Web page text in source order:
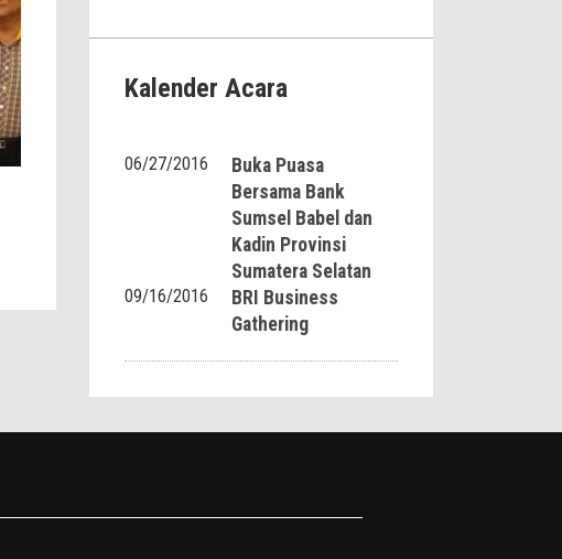
Kalender Acara
06/27/2016
Buka Puasa
Bersama Bank
Sumsel Babel dan
Kadin Provinsi
Sumatera Selatan
09/16/2016
BRI Business
Gathering